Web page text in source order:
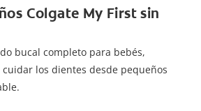
Colgate My First sin
bucal completo para bebés,
los dientes desde pequeños